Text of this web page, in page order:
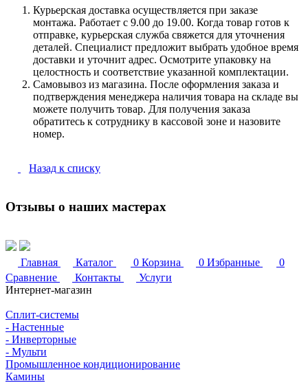
Курьерская доставка осуществляется при заказе
монтажа. Работает с 9.00 до 19.00. Когда товар готов к
отправке, курьерская служба свяжется для уточнения
деталей. Специалист предложит выбрать удобное время
доставки и уточнит адрес. Осмотрите упаковку на
целостность и соответствие указанной комплектации.
Самовывоз из магазина. После оформления заказа и
подтверждения менеджера наличия товара на складе вы
можете получить товар. Для получения заказа
обратитесь к сотруднику в кассовой зоне и назовите
номер.
Назад к списку
Отзывы о наших мастерах
Главная Каталог 0 Корзина 0 Избранные
0
Сравнение
Контакты
Услуги
Интернет-магазин
Сплит-системы
- Настенные
- Инверторные
- Мульти
Промышленное кондиционирование
Камины